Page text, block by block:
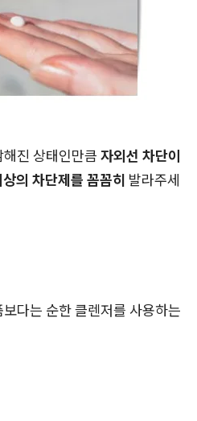
진 상태인만큼 자외선 차단이
의 차단제를 꼼꼼히 발라주세
다는 순한 클렌저를 사용하는